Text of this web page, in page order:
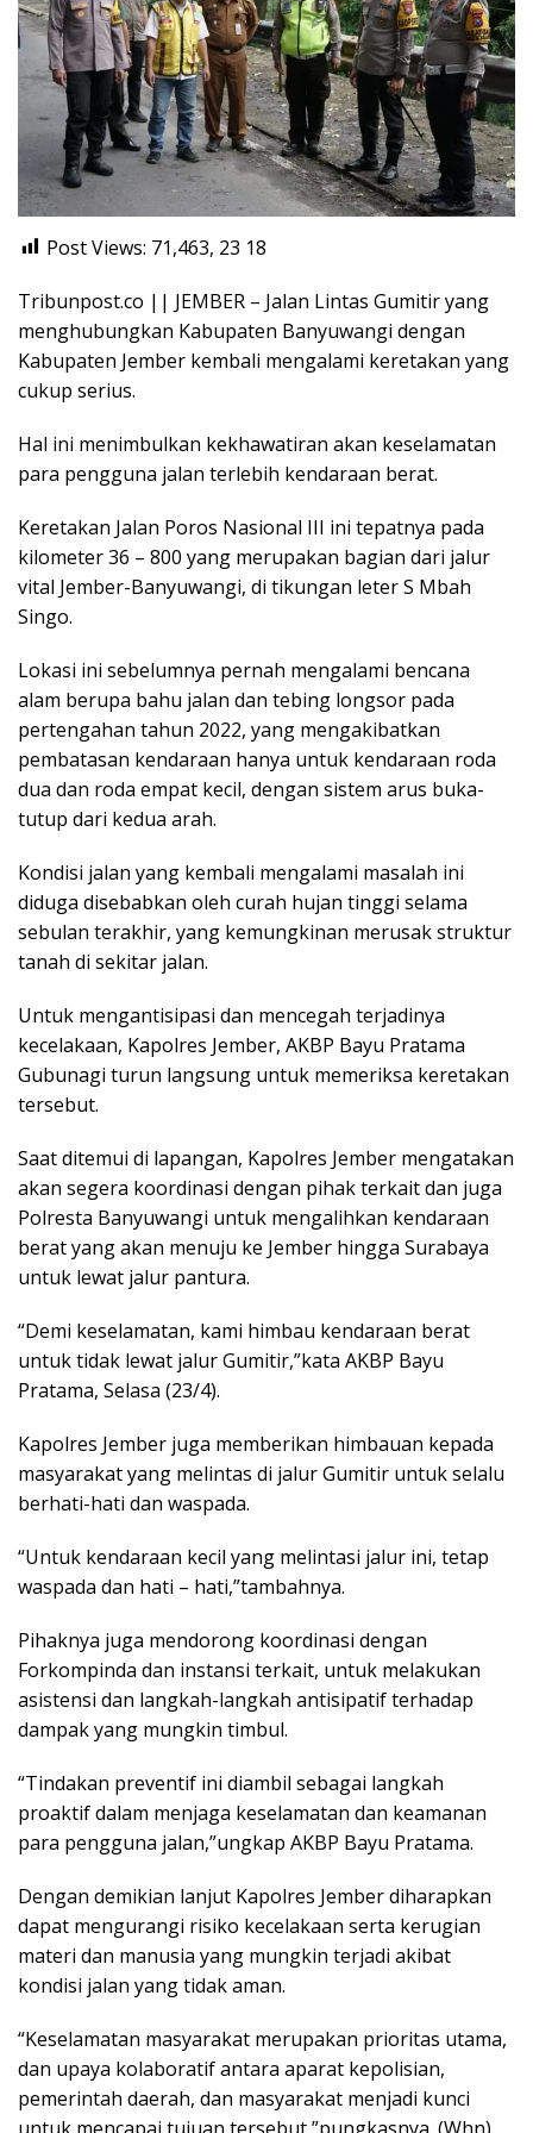
Post Views: 71,463, 23 18
Tribunpost.co || JEMBER – Jalan Lintas Gumitir yang
menghubungkan Kabupaten Banyuwangi dengan
Kabupaten Jember kembali mengalami keretakan yang
cukup serius.
Hal ini menimbulkan kekhawatiran akan keselamatan
para pengguna jalan terlebih kendaraan berat.
Keretakan Jalan Poros Nasional III ini tepatnya pada
kilometer 36 – 800 yang merupakan bagian dari jalur
vital Jember-Banyuwangi, di tikungan leter S Mbah
Singo.
Lokasi ini sebelumnya pernah mengalami bencana
alam berupa bahu jalan dan tebing longsor pada
pertengahan tahun 2022, yang mengakibatkan
pembatasan kendaraan hanya untuk kendaraan roda
dua dan roda empat kecil, dengan sistem arus buka-
tutup dari kedua arah.
Kondisi jalan yang kembali mengalami masalah ini
diduga disebabkan oleh curah hujan tinggi selama
sebulan terakhir, yang kemungkinan merusak struktur
tanah di sekitar jalan.
Untuk mengantisipasi dan mencegah terjadinya
kecelakaan, Kapolres Jember, AKBP Bayu Pratama
Gubunagi turun langsung untuk memeriksa keretakan
tersebut.
Saat ditemui di lapangan, Kapolres Jember mengatakan
akan segera koordinasi dengan pihak terkait dan juga
Polresta Banyuwangi untuk mengalihkan kendaraan
berat yang akan menuju ke Jember hingga Surabaya
untuk lewat jalur pantura.
“Demi keselamatan, kami himbau kendaraan berat
untuk tidak lewat jalur Gumitir,”kata AKBP Bayu
Pratama, Selasa (23/4).
Kapolres Jember juga memberikan himbauan kepada
masyarakat yang melintas di jalur Gumitir untuk selalu
berhati-hati dan waspada.
“Untuk kendaraan kecil yang melintasi jalur ini, tetap
waspada dan hati – hati,”tambahnya.
Pihaknya juga mendorong koordinasi dengan
Forkompinda dan instansi terkait, untuk melakukan
asistensi dan langkah-langkah antisipatif terhadap
dampak yang mungkin timbul.
“Tindakan preventif ini diambil sebagai langkah
proaktif dalam menjaga keselamatan dan keamanan
para pengguna jalan,”ungkap AKBP Bayu Pratama.
Dengan demikian lanjut Kapolres Jember diharapkan
dapat mengurangi risiko kecelakaan serta kerugian
materi dan manusia yang mungkin terjadi akibat
kondisi jalan yang tidak aman.
“Keselamatan masyarakat merupakan prioritas utama,
dan upaya kolaboratif antara aparat kepolisian,
pemerintah daerah, dan masyarakat menjadi kunci